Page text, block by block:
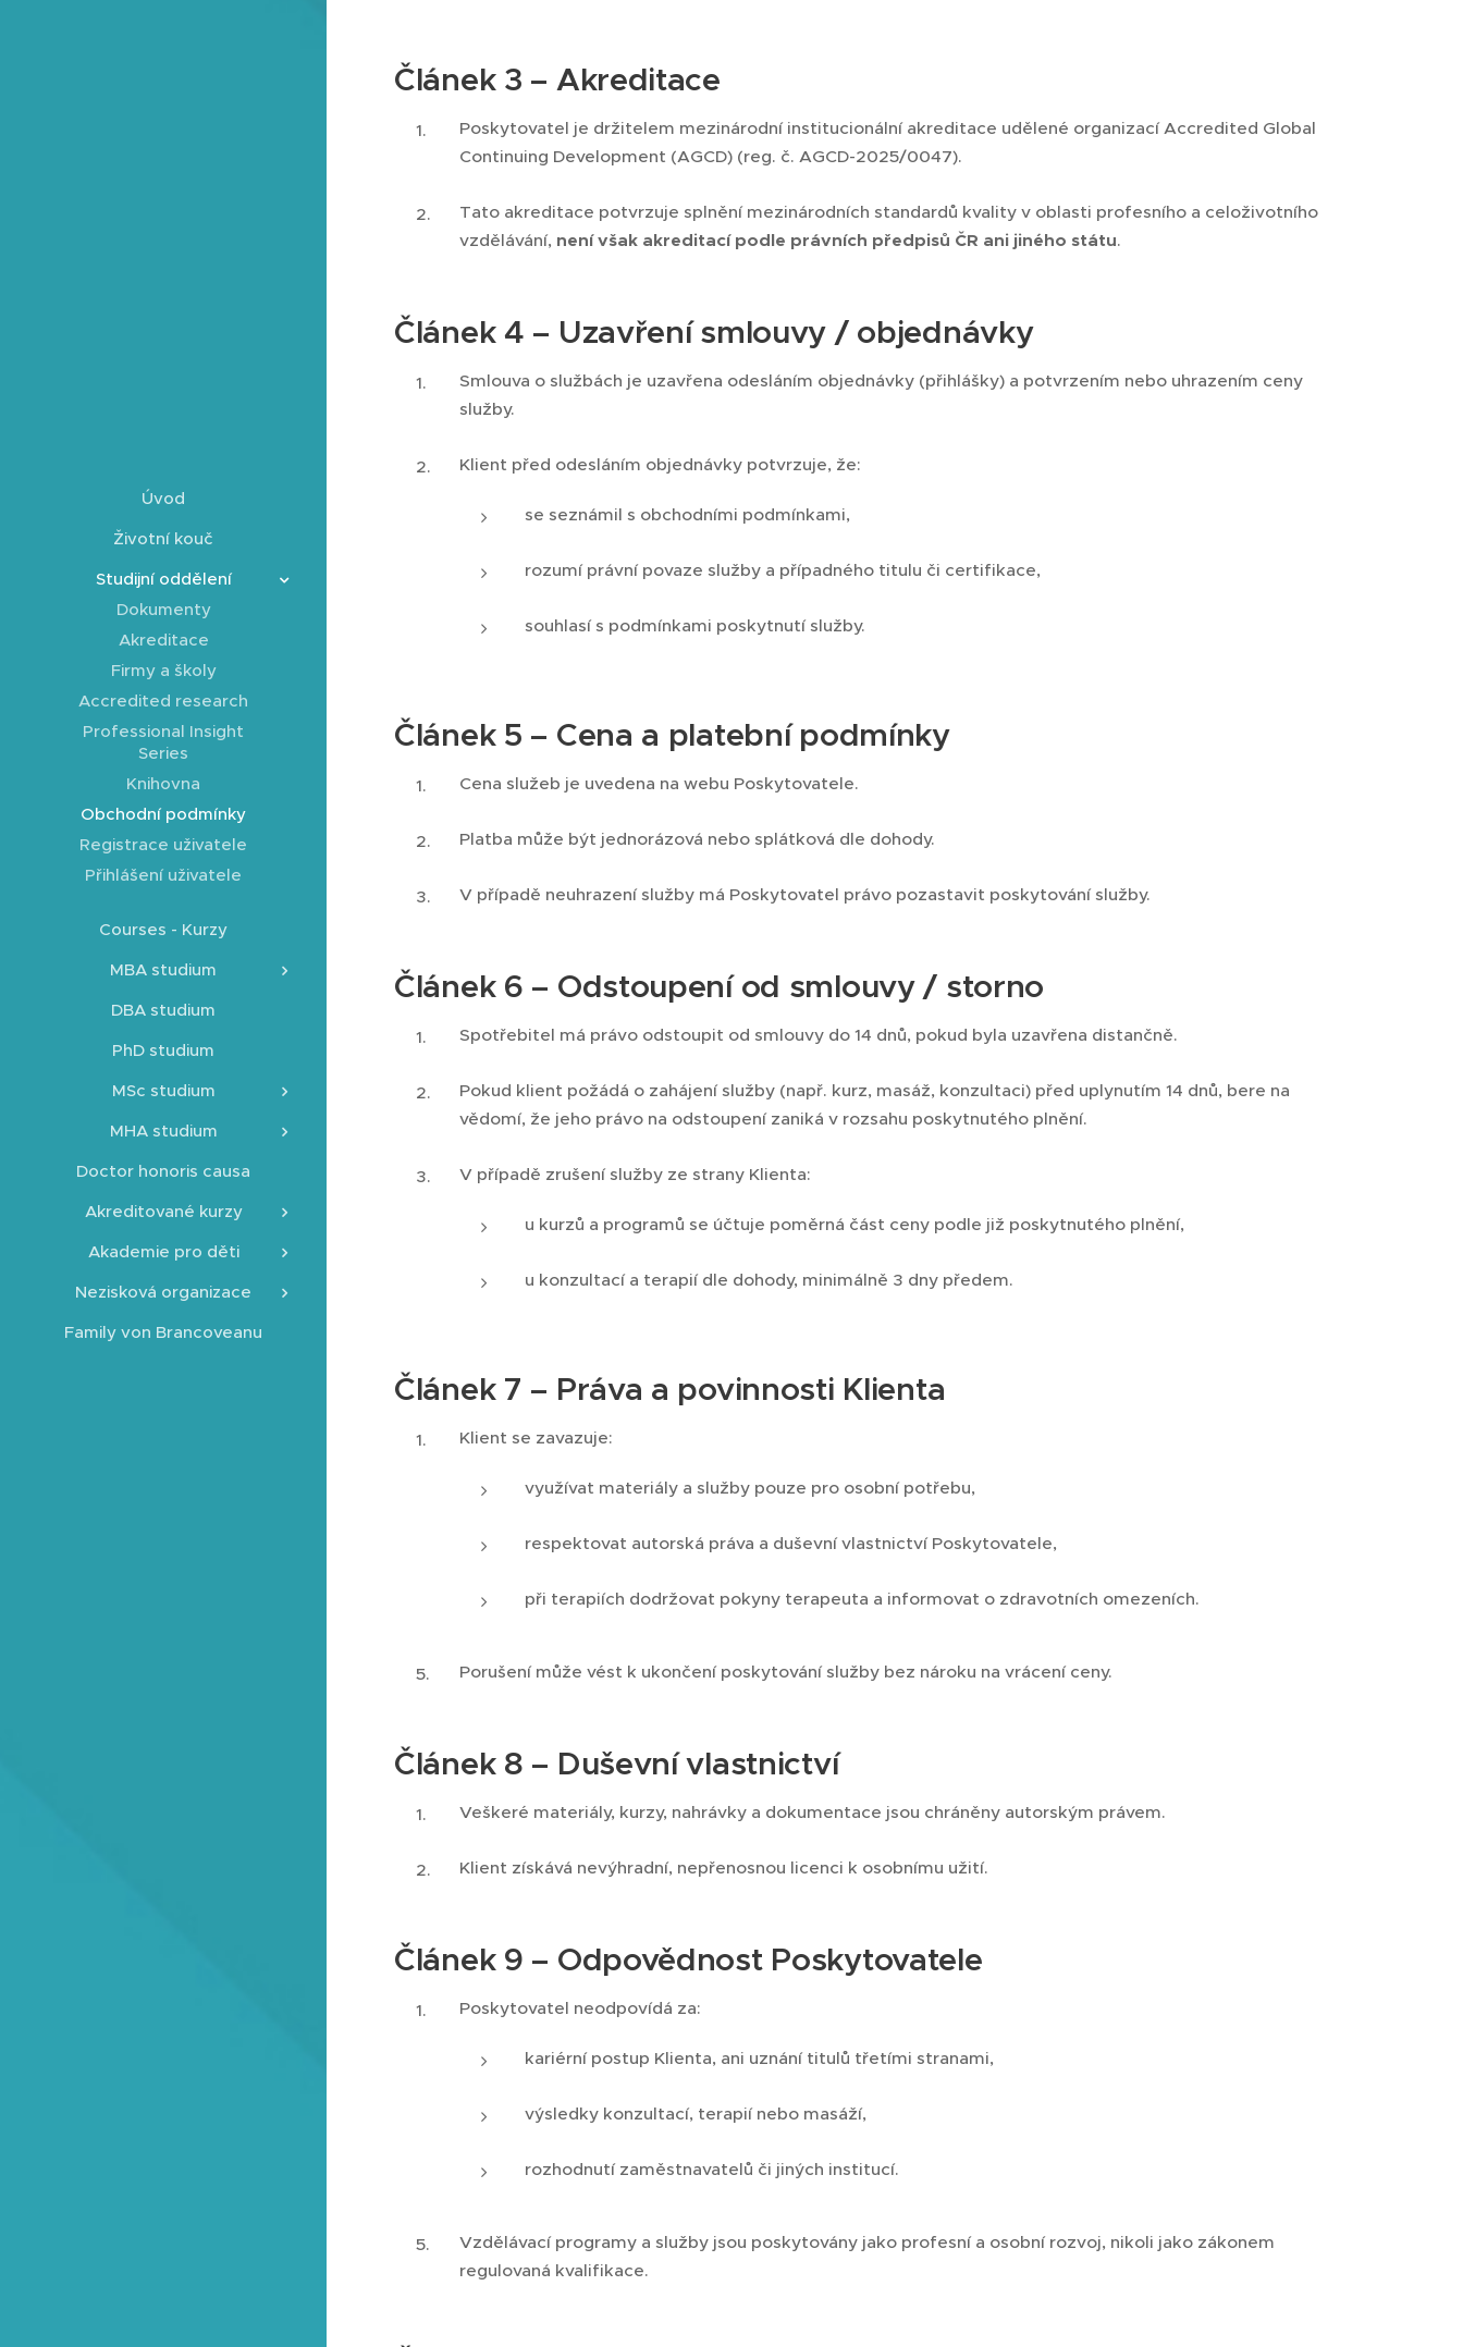
Úvod
Životní kouč
Studijní oddělení
Dokumenty
Akreditace
Firmy a školy
Accredited research
Professional Insight
Series
Knihovna
Obchodní podmínky
Registrace uživatele
Přihlášení uživatele
Courses - Kurzy
MBA studium
DBA studium
PhD studium
MSc studium
MHA studium
Doctor honoris causa
Akreditované kurzy
Akademie pro děti
Nezisková organizace
Family von Brancoveanu
Článek 3 – Akreditace
Poskytovatel je držitelem mezinárodní institucionální akreditace udělené organizací Accredited Global
Continuing Development (AGCD) (reg. č. AGCD-2025/0047).
Tato akreditace potvrzuje splnění mezinárodních standardů kvality v oblasti profesního a celoživotního
vzdělávání, není však akreditací podle právních předpisů ČR ani jiného státu.
Článek 4 – Uzavření smlouvy / objednávky
Smlouva o službách je uzavřena odesláním objednávky (přihlášky) a potvrzením nebo uhrazením ceny
služby.
Klient před odesláním objednávky potvrzuje, že:
se seznámil s obchodními podmínkami,
rozumí právní povaze služby a případného titulu či certifikace,
souhlasí s podmínkami poskytnutí služby.
Článek 5 – Cena a platební podmínky
Cena služeb je uvedena na webu Poskytovatele.
Platba může být jednorázová nebo splátková dle dohody.
V případě neuhrazení služby má Poskytovatel právo pozastavit poskytování služby.
Článek 6 – Odstoupení od smlouvy / storno
Spotřebitel má právo odstoupit od smlouvy do 14 dnů, pokud byla uzavřena distančně.
Pokud klient požádá o zahájení služby (např. kurz, masáž, konzultaci) před uplynutím 14 dnů, bere na
vědomí, že jeho právo na odstoupení zaniká v rozsahu poskytnutého plnění.
V případě zrušení služby ze strany Klienta:
u kurzů a programů se účtuje poměrná část ceny podle již poskytnutého plnění,
u konzultací a terapií dle dohody, minimálně 3 dny předem.
Článek 7 – Práva a povinnosti Klienta
Klient se zavazuje:
využívat materiály a služby pouze pro osobní potřebu,
respektovat autorská práva a duševní vlastnictví Poskytovatele,
při terapiích dodržovat pokyny terapeuta a informovat o zdravotních omezeních.
Porušení může vést k ukončení poskytování služby bez nároku na vrácení ceny.
Článek 8 – Duševní vlastnictví
Veškeré materiály, kurzy, nahrávky a dokumentace jsou chráněny autorským právem.
Klient získává nevýhradní, nepřenosnou licenci k osobnímu užití.
Článek 9 – Odpovědnost Poskytovatele
Poskytovatel neodpovídá za:
kariérní postup Klienta, ani uznání titulů třetími stranami,
výsledky konzultací, terapií nebo masáží,
rozhodnutí zaměstnavatelů či jiných institucí.
Vzdělávací programy a služby jsou poskytovány jako profesní a osobní rozvoj, nikoli jako zákonem
regulovaná kvalifikace.